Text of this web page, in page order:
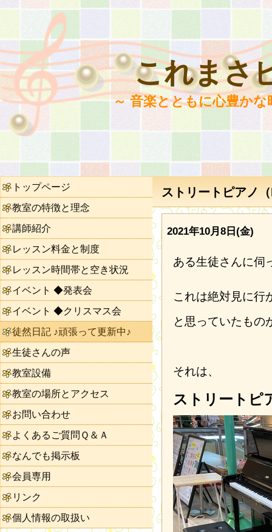
これまさ
～ 音楽とともに心豊か
ストリートピアノ
2021年10月8日(金)
ある生徒さんに伺
これは絶対見に行
と思っていたもの
それは、
ストリートピ
トップページ
教室の特徴と理念
講師紹介
レッスン料金と制度
レッスン時間帯と空き状況
イベント ◆発表会
イベント ◆クリスマス会
徒然日記 ♪頑張って更新中♪
生徒さんの声
教室設備
教室の場所とアクセス
お問い合わせ
よくあるご質問Ｑ＆Ａ
なんでも掲示板
会員専用
リンク
個人情報の取扱い